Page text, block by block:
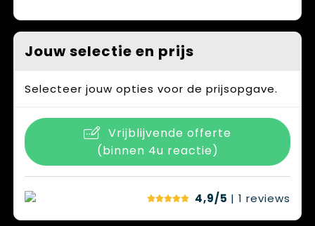
Jouw selectie en prijs
Selecteer jouw opties voor de prijsopgave.
Vrijblijvende offerte
(binnen 4u reactie)
4,9/5 | 1 reviews